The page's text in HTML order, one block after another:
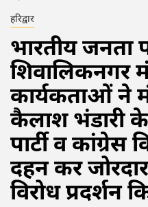
हरिद्वार
भारतीय जनता
शिवालिकनगर
कार्यकताओं ने
कैलाश भंडारी
पार्टी व
दहन कर
विरोध प्रदर्शन